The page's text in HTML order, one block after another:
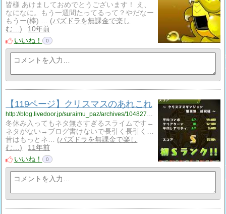
皆様 あけましておめでとうございます！ え、
なになに。もう一週間たってるって？やだなー
もうー(棒) …
パズドラを無課金で楽し
む…
10年前
いいね！
0
【119ページ】クリスマスのあれこれ
http://blog.livedoor.jp/suraimu_paz/archives/1048272926.html
冬休み入ってもネタ無さすぎるスライムです←
ネタがない→ブログ書けないで長引く長引く…
昔はもっとネ…
パズドラを無課金で楽し
む…
11年前
いいね！
0